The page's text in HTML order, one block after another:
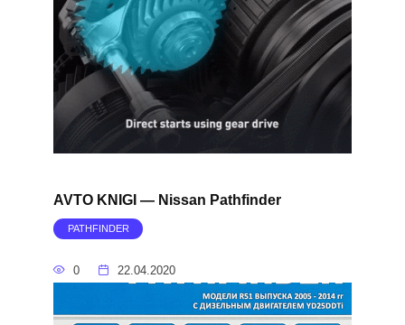
AVTO KNIGI — Nissan Pathfinder
PATHFINDER
0 22.04.2020